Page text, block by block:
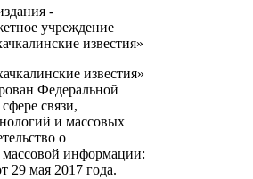
-
учреждение
известия»
известия»
Федеральной
связи,
и массовых
о
массовой информации:
мая 2017 года.